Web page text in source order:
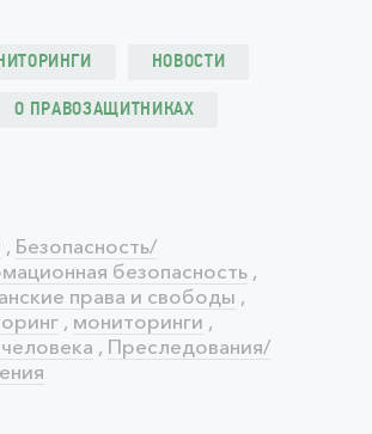
НОВОСТИ
О ПРАВОЗАЩИТНИКАХ
, Безопасность/
безопасность ,
права и свободы ,
, мониторинги ,
, Преследования/